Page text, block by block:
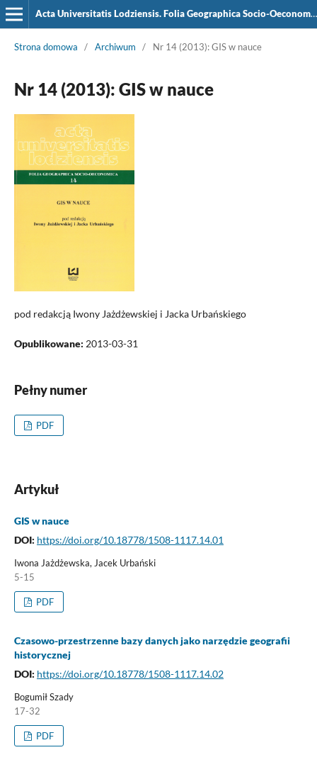
Acta Universitatis Lodziensis. Folia Geographica Socio-Oeconomica
Strona domowa / Archiwum / Nr 14 (2013): GIS w nauce
Nr 14 (2013): GIS w nauce
pod redakcją Iwony Jażdżewskiej i Jacka Urbańskiego
Opublikowane: 2013-03-31
Pełny numer
PDF
Artykuł
GIS w nauce
DOI: https://doi.org/10.18778/1508-1117.14.01
Iwona Jażdżewska, Jacek Urbański
5-15
PDF
Czasowo-przestrzenne bazy danych jako narzędzie geografii
historycznej
DOI: https://doi.org/10.18778/1508-1117.14.02
Bogumił Szady
17-32
PDF